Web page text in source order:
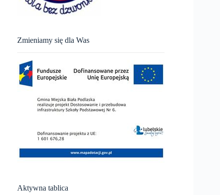
Zmieniamy się dla Was
Aktywna tablica